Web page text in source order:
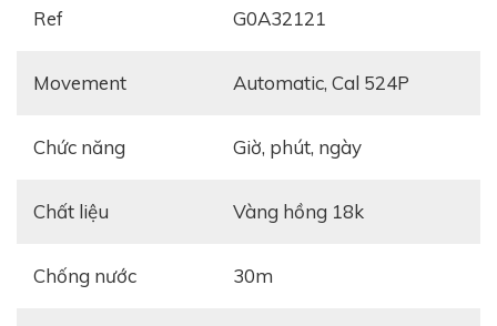
Ref G0A32121
Movement automatic, Cal 524P
Chức năng giờ, phút, ngày
Chất liệu vàng hồng 18k
Chống nước 30m